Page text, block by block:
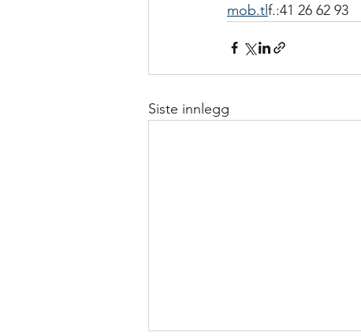
mob.tlf.:41 26 62 93
Siste innlegg